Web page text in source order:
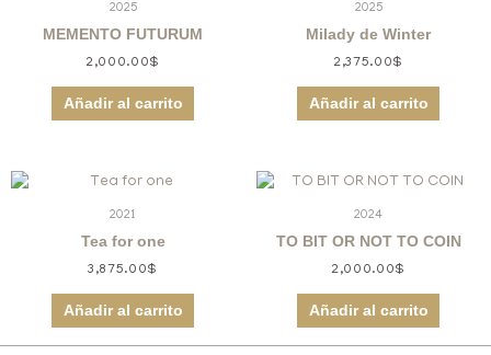
2025
MEMENTO FUTURUM
2,000.00$
Añadir al carrito
2025
Milady de Winter
2,375.00$
Añadir al carrito
2021
Tea for one
3,875.00$
Añadir al carrito
2024
TO BIT OR NOT TO COIN
2,000.00$
Añadir al carrito